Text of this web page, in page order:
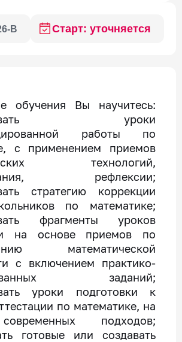
В Старт: уточняется
обучения Вы научитесь:
уроки
работы по
с применением приемов
технологий,
рефлексии;
стратегию коррекции
по математике;
фрагменты уроков
на основе приемов по
математической
с включением практико-
заданий;
уроки подготовки к
по математике, на
подходов;
готовые или создавать